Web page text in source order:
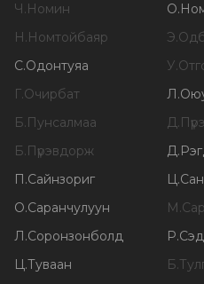
Ч.Номин О.
Н.Номтойбаяр Э.
С.Одонтуяа У.
Г.Очирбат Л.
Б.Пунсалмаа Д.
Б.Пүрэвдорж Д.
П.Сайнзориг Ц.
О.Саранчулуун М.
Л.Соронзонболд Р.
Ц.Туваан Б.